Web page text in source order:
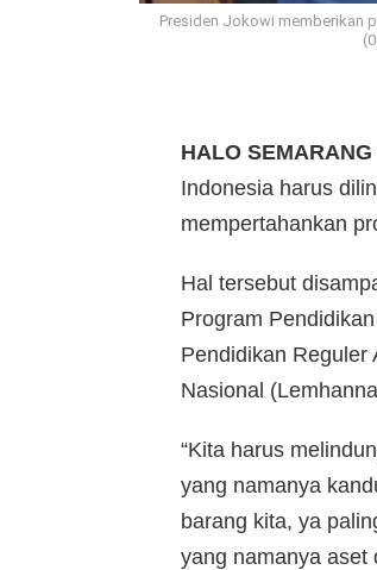
Presiden Jokowi memberikan
HALO SEMARANG
Indonesia harus
mempertahankan
Hal tersebut
Program
Pendidikan Reguler
Nasional
“Kita harus
yang namanya
barang kita, ya
yang namanya aset